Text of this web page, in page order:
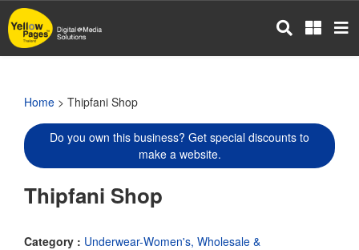
Skip
to
main
Home > Thipfani Shop
Do you own this business? Get special discounts to
make a website.
Thipfani Shop
Category : Underwear-Women's, Wholesale &